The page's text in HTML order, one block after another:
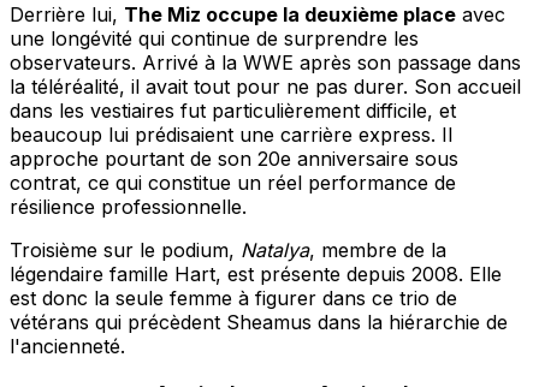
Derrière lui, The Miz occupe la deuxième place avec
une longévité qui continue de surprendre les
observateurs. Arrivé à la WWE après son passage dans
la téléréalité, il avait tout pour ne pas durer. Son accueil
dans les vestiaires fut particulièrement difficile, et
beaucoup lui prédisaient une carrière express. Il
approche pourtant de son 20e anniversaire sous
contrat, ce qui constitue un réel performance de
résilience professionnelle.
Troisième sur le podium, Natalya, membre de la
légendaire famille Hart, est présente depuis 2008. Elle
est donc la seule femme à figurer dans ce trio de
vétérans qui précèdent Sheamus dans la hiérarchie de
l'ancienneté.